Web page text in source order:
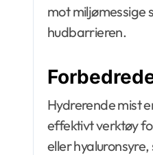
mot miljømessige
hudbarrieren.
Hydrerende mist
effektivt verktøy
eller